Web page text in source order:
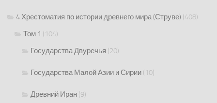
4 Хрестоматия по истории древнего мира (Струве) (408)
Том 1 (104)
Государства Двуречья (20)
Государства Малой Азии и Сирии (10)
Древний Иран (9)